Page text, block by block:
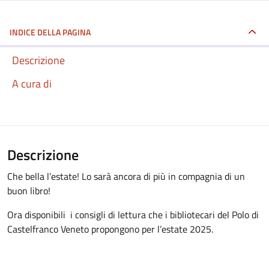
INDICE DELLA PAGINA
Descrizione
A cura di
Descrizione
Che bella l’estate! Lo sarà ancora di più in compagnia di un
buon libro!
Ora disponibili i consigli di lettura che i bibliotecari del Polo di
Castelfranco Veneto propongono per l’estate 2025.